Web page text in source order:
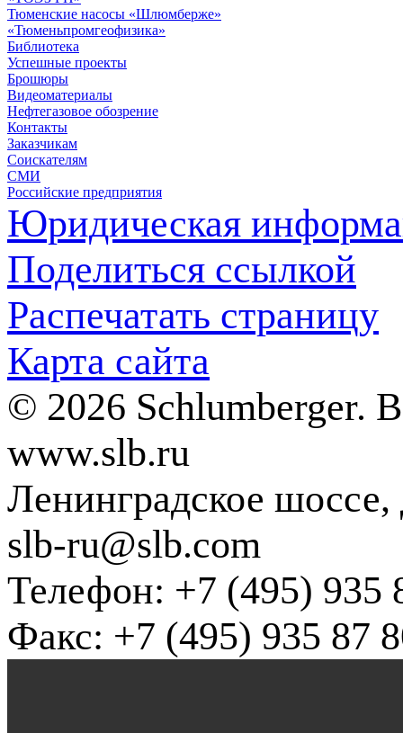
Тюменские насосы «Шлюмберже»
«Тюменьпромгеофизика»
Библиотека
Успешные проекты
Брошюры
Видеоматериалы
Нефтегазовое обозрение
Контакты
Заказчикам
Соискателям
СМИ
Российские предприятия
Юридическая
Поделиться ссылкой
Распечатать страницу
Карта сайта
© 2026 Schlumberger.
www.slb.ru
Ленинградское
slb-ru@slb.com
Телефон: +7 (495) 935
Факс: +7 (495) 935 87